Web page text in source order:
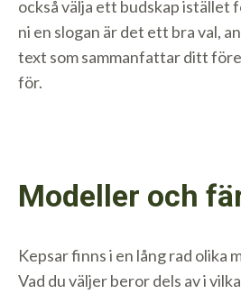
också välja ett budskap istället
ni en slogan är det ett bra val,
text som sammanfattar ditt
för.
Modeller och
Kepsar finns i en lång rad olika
Vad du väljer beror dels av i